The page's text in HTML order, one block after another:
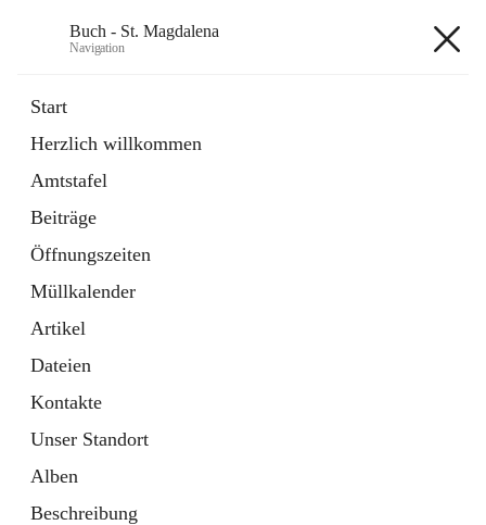
Buch - St. Magdalena
Navigation
Start
Herzlich willkommen
Amtstafel
Beiträge
Öffnungszeiten
Müllkalender
Artikel
Dateien
Kontakte
Unser Standort
Alben
Beschreibung
11 Schnellzugriffe
Bürgerservice
10 Schnellzugriffe